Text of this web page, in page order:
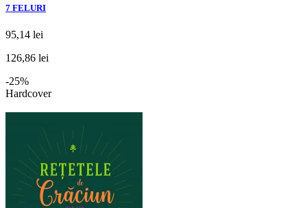
7 FELURI
95,14 lei
126,86 lei
-25%
Hardcover